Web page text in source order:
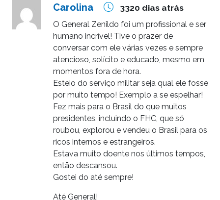
Carolina 3320 dias atrás
O General Zenildo foi um profissional e ser
humano incrível! Tive o prazer de
conversar com ele várias vezes e sempre
atencioso, solícito e educado, mesmo em
momentos fora de hora.
Esteio do serviço militar seja qual ele fosse
por muito tempo! Exemplo a se espelhar!
Fez mais para o Brasil do que muitos
presidentes, incluindo o FHC, que só
roubou, explorou e vendeu o Brasil para os
ricos internos e estrangeiros.
Estava muito doente nos últimos tempos,
então descansou.
Gostei do até sempre!
Até General!